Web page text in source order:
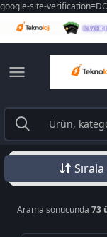
google-site-
Sırala
Arama sonucunda 73